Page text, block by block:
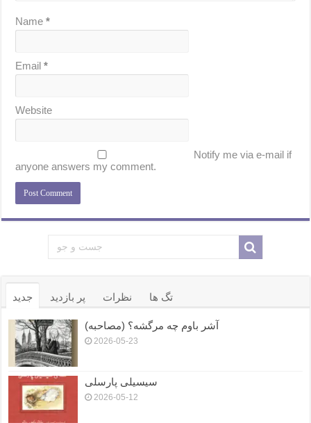
Name*
Email*
Website
Notify me via e-mail if
anyone answers my comment.
جدید پر بازدید نظرات تگ ها
آشر باوم چه مرگشه؟ (مصاحبه)
2026-05-23
سیسیلی پارسلی
2026-05-12